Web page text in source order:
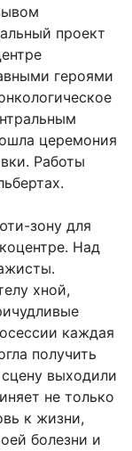
проект
героями
церемония
Работы
зону для
Над
хной,
каждая
получить
выходили
не только
к жизни,
болезни и